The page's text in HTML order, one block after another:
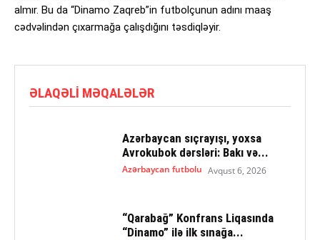
almır. Bu da “Dinamo Zaqreb”in futbolçunun adını maaş
cədvəlindən çıxarmağa çalışdığını təsdiqləyir.
ƏLAQƏLI MƏQALƏLƏR
Azərbaycan sıçrayışı, yoxsa
Avrokubok dərsləri: Bakı və...
Azərbaycan futbolu Avqust 6, 2026
“Qarabağ” Konfrans Liqasında
“Dinamo” ilə ilk sınağa...